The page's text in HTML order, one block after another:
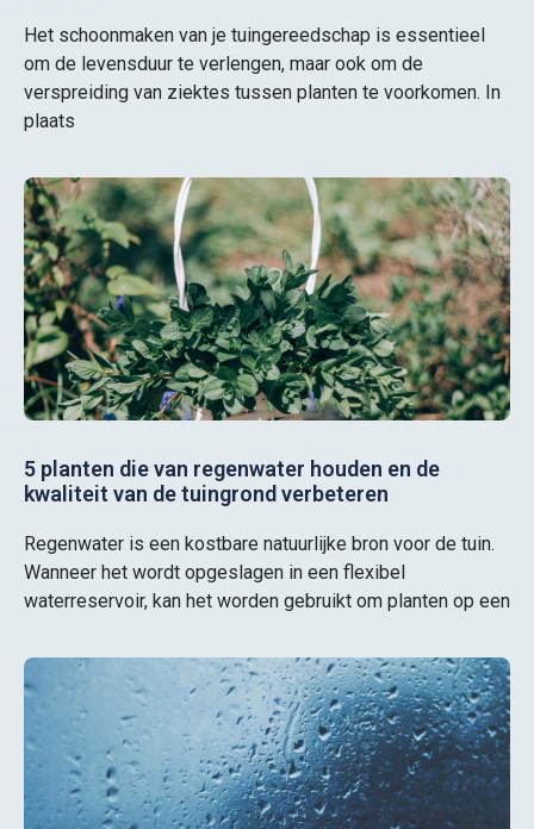
Het schoonmaken van je tuingereedschap is essentieel
om de levensduur te verlengen, maar ook om de
verspreiding van ziektes tussen planten te voorkomen. In
plaats
5 planten die van regenwater houden en de
kwaliteit van de tuingrond verbeteren
Regenwater is een kostbare natuurlijke bron voor de tuin.
Wanneer het wordt opgeslagen in een flexibel
waterreservoir, kan het worden gebruikt om planten op een